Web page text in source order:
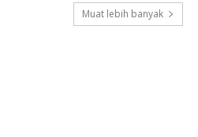
Muat lebih banyak